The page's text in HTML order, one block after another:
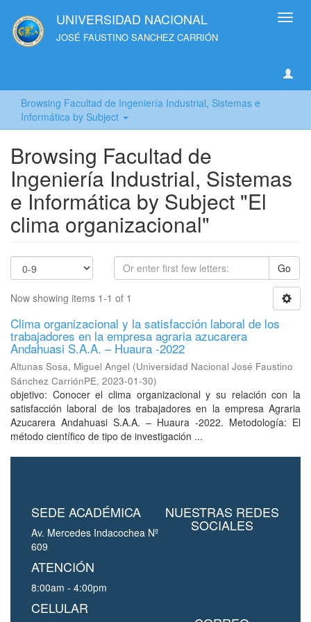
UNIVERSIDAD NACIONAL
JOSÉ FAUSTINO SANCHEZ CARRIÓN
Browsing Facultad de Ingeniería Industrial, Sistemas e
Informática by Subject
Browsing Facultad de
Ingeniería Industrial, Sistemas
e Informática by Subject "El
clima organizacional"
Go
Now showing items 1-1 of 1
Clima organizacional y la satisfacción laboral de los
trabajadores en la empresa agraria azucarera
Andahuasi S.A.A. – Huaura -2022
Altunas Sosa, Miguel Angel (Universidad Nacional José Faustino
Sánchez CarriónPE, 2023-01-30)
objetivo: Conocer el clima organizacional y su relación con la
satisfacción laboral de los trabajadores en la empresa Agraria
Azucarera Andahuasi S.A.A. – Huaura -2022. Metodología: El
método científico de tipo de investigación ...
SEDE ACADÉMICA
Av. Mercedes Indacochea Nº
609
ATENCIÓN
8:00am - 4:00pm
CELULAR
NUESTRAS REDES
SOCIALES